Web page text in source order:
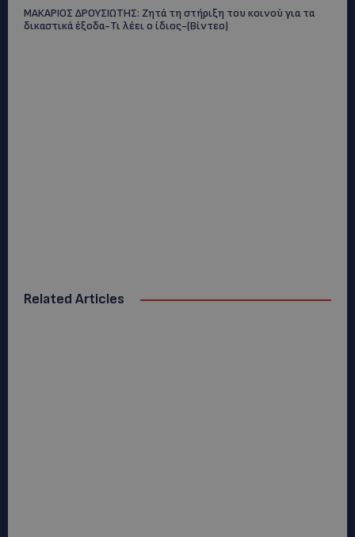
ΜΑΚΑΡΙΟΣ ΔΡΟΥΣΙΩΤΗΣ: Ζητά τη στήριξη του κοινού για τα
δικαστικά έξοδα-Τι λέει ο ίδιος-(Βίντεο)
Related Articles